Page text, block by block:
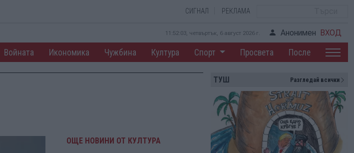
СИГНАЛ РЕКЛАМА
11:52:04, четвъртък, 6 август 2026 г. Анонимен ВХОД
Войната Икономика Чужбина Култура Спорт Просвета После
ОЩЕ НОВИНИ ОТ КУЛТУРА
ТУШ Разгледай всички